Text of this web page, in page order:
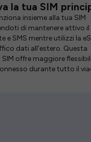
la tua SIM
insieme alla tua SIM
di mantenere attivo
e SMS mentre utilizzi la
dati all’estero. Questa
offre maggiore
durante tutto il